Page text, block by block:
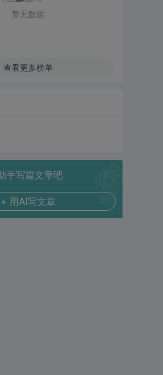
暂无数据
查看更多榜单
手写篇文章吧
+ 用AI写文章